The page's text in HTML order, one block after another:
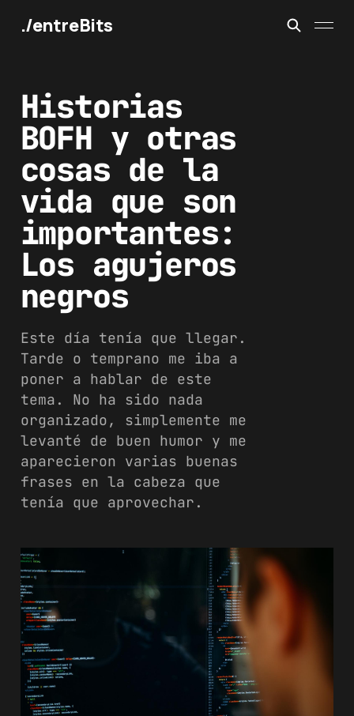
./entreBits
Historias
BOFH y otras
cosas de la
vida que son
importantes:
Los agujeros
negros
Este día tenía que llegar.
Tarde o temprano me iba a
poner a hablar de este
tema. No ha sido nada
organizado, simplemente me
levanté de buen humor y me
aparecieron varias buenas
frases en la cabeza que
tenía que aprovechar.